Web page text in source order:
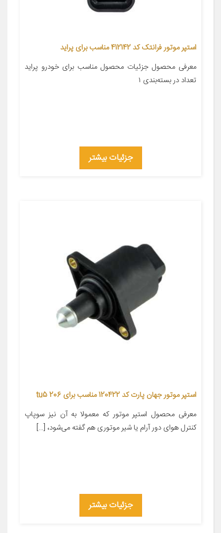
استپر موتور فرانتک کد 412142 مناسب برای پراید
معرفی محصول جزئیات محصول مناسب برای خودرو پراید
تعداد در بسته‌بندی ۱
جزئیات بیشتر
استپر موتور جهان پارت کد 120422 مناسب برای 206 tu5
معرفی محصول استپر موتور که معمولا به آن نیز سوپاپ
کنترل هوای دور آرام یا شیر موتوری هم گفته می‌شود، […]
جزئیات بیشتر